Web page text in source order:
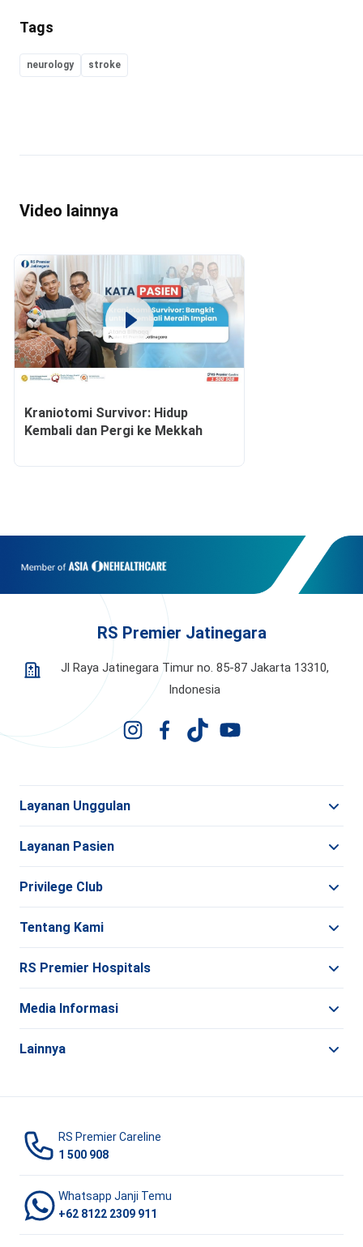
Tags
neurology stroke
Video lainnya
Kraniotomi Survivor: Hidup
Kembali dan Pergi ke Mekkah
RS Premier Jatinegara
Jl Raya Jatinegara Timur no. 85-87 Jakarta 13310,
Indonesia
Layanan Unggulan
Layanan Pasien
Privilege Club
Tentang Kami
RS Premier Hospitals
Media Informasi
Lainnya
RS Premier Careline
1 500 908
Whatsapp Janji Temu
+62 8122 2309 911